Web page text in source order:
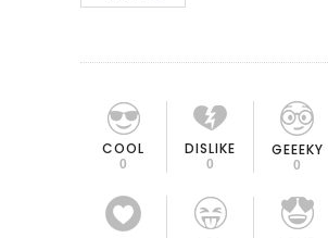
COOL
0
DISLIKE
0
GEEEKY
0